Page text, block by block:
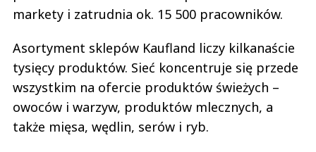
markety i zatrudnia ok. 15 500 pracowników.
Asortyment sklepów Kaufland liczy kilkanaście
tysięcy produktów. Sieć koncentruje się przede
wszystkim na ofercie produktów świeżych –
owoców i warzyw, produktów mlecznych, a
także mięsa, wędlin, serów i ryb.